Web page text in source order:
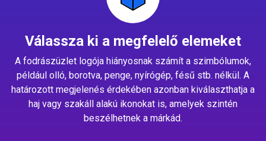
Válassza ki a megfelelő elemeket
A fodrászüzlet logója hiányosnak számít a szimbólumok,
például olló, borotva, penge, nyírógép, fésű stb. nélkül. A
határozott megjelenés érdekében azonban kiválaszthatja a
haj vagy szakáll alakú ikonokat is, amelyek szintén
beszélhetnek a márkád.